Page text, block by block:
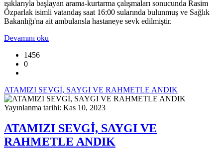
ışıklarıyla başlayan arama-kurtarma çalışmaları sonucunda Rasim
Özparlak isimli vatandaş saat 16:00 sularında bulunmuş ve Sağlık
Bakanlığı'na ait ambulansla hastaneye sevk edilmiştir.
Devamını oku
1456
0
ATAMIZI SEVGİ, SAYGI VE RAHMETLE ANDIK
Yayınlanma tarihi: Kas 10, 2023
ATAMIZI SEVGİ, SAYGI VE
RAHMETLE ANDIK